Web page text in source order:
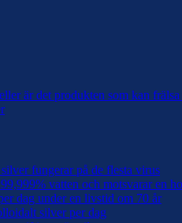
är det produkten som kan frälsa
fungerar på de flesta virus
vatten och motsvarar en
dag under en livstid om 70 år
silver per dag